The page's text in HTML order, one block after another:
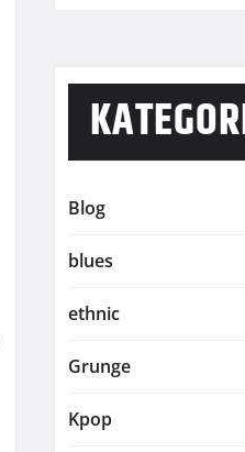
Blog
blues
ethnic
Grunge
Kpop